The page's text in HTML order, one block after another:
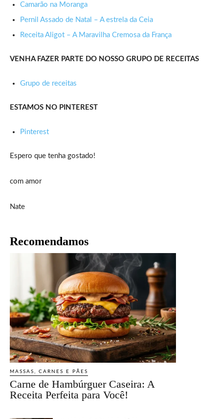
Camarão na Moranga
Pernil Assado de Natal – A estrela da Ceia
Receita Aligot – A Maravilha Cremosa da França
VENHA FAZER PARTE DO NOSSO GRUPO DE RECEITAS
Grupo de receitas
ESTAMOS NO PINTEREST
Pinterest
Espero que tenha gostado!
com amor
Nate
Recomendamos
MASSAS, CARNES E PÃES
Carne de Hambúrguer Caseira: A
Receita Perfeita para Você!